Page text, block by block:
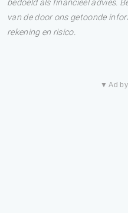
bedoeld als financieel advies.
van de door ons getoonde
rekening en risico.
▼ Ad